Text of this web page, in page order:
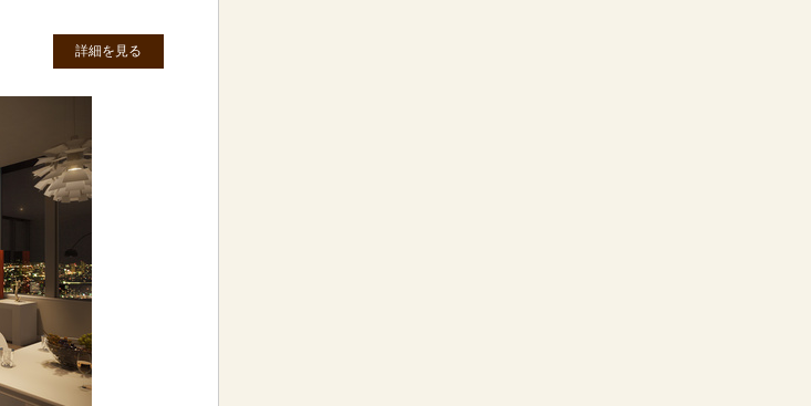
詳細を見る